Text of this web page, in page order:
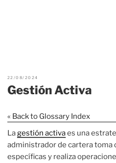
22/08/2024
Gestión Activa
« Back to Glossary Index
La gestión activaes una
administrador de cartera toma
específicas y realiza